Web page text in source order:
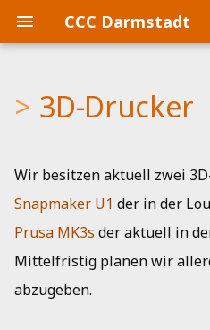
CCC Darmstadt
i
r
Queere Lounge
SnackOps
Vereinsfreitag
CTF / WizardsOfDos
Snapmaker U1
Slicer
Printing
Filament Tags
Prusa i3 MK3S
Lasercutter Preflight Check
Lasercutter
Nähmaschine
Werkstattbudget
Werkstattrechner
Küchenbudget
Doku
Klingel & Schloss
GitLab
Home Automation
Homepage
Beitragsordnung
Erstattungen
Kommunikation
Mitgliederversammlung
Mitgliedschaft
3D-Drucker
Wir besitzen aktuell zwei
Snapmaker U1 der in der
Prusa MK3s der aktuell in
Mittelfristig planen wir
abzugeben.